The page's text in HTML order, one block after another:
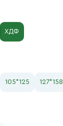
ХДФ
105*125 127*158